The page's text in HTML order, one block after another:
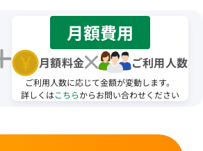
月額費用
月額料金 ご利用人数
ご利用人数に応じて金額が変動します。
詳しくはこちらからお問い合わせください